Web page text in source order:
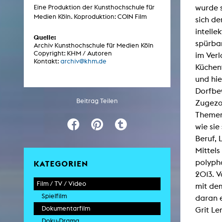
Eine Produktion der Kunsthochschule für
Medien Köln. Koproduktion: COIN Film
Quelle:
Archiv Kunsthochschule für Medien Köln
Copyright: KHM / Autoren
Kontakt: archiv@khm.de
Beitrag Teilen
KATEGORIEN
Film / TV / Video
Spielfilm
Dokumentarfilm
wurde
sich
im
und
wie
Beruf,
Mittels
2013.
mit
daran
Grit
Künstlerische Arbeiten Studierende
KHM Rundgänge
Veranstaltungen / Mitschnitte
Schreiben, was kommt